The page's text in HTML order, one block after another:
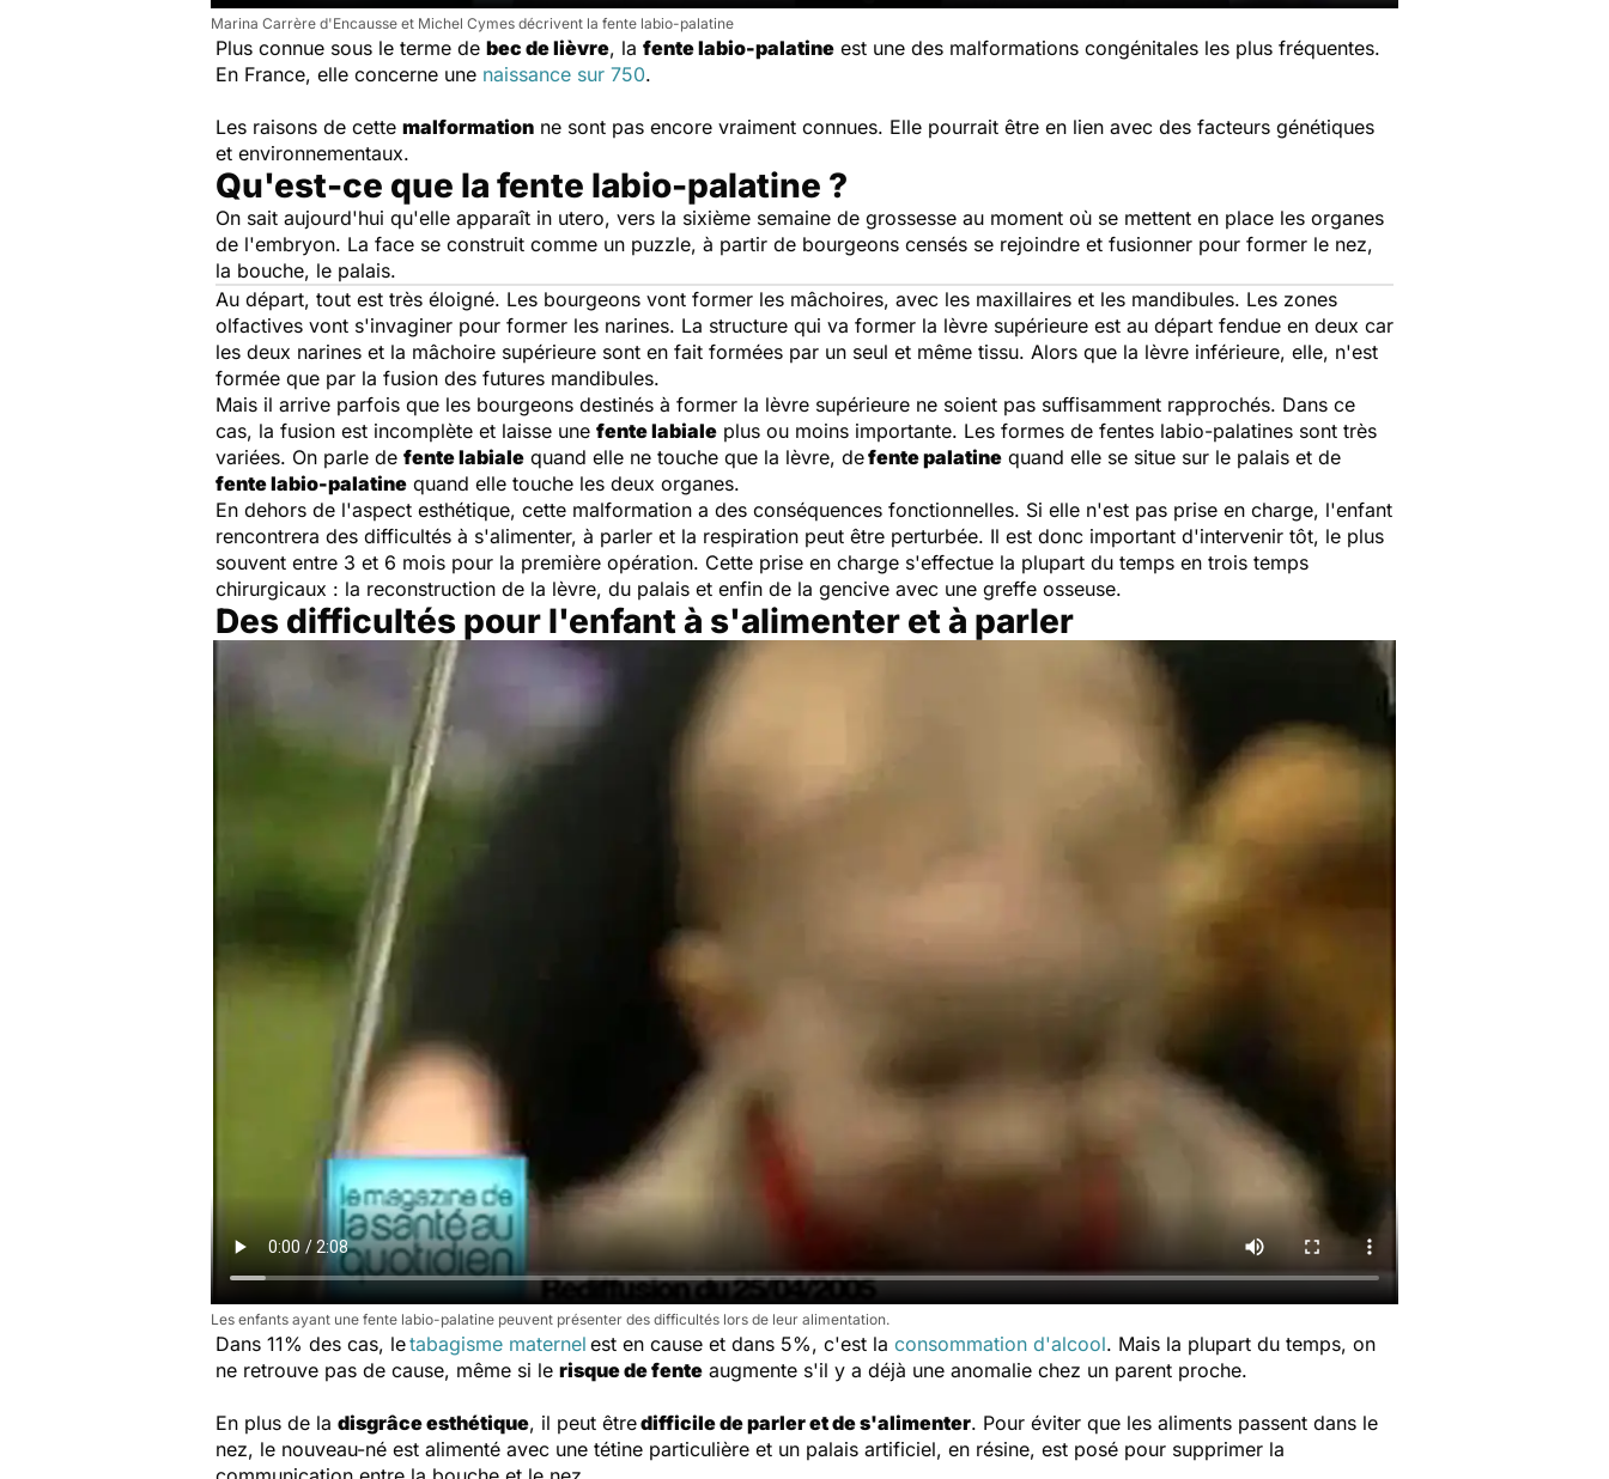
Marina Carrère d'Encausse et Michel Cymes décrivent la fente labio-palatine
Plus connue sous le terme de bec de lièvre, la fente labio-palatine est une des malformations congénitales les plus fréquentes.
En France, elle concerne une naissance sur 750.
Les raisons de cette malformation ne sont pas encore vraiment connues. Elle pourrait être en lien avec des facteurs génétiques
et environnementaux.
Qu'est-ce que la fente labio-palatine ?
On sait aujourd'hui qu'elle apparaît in utero, vers la sixième semaine de grossesse au moment où se mettent en place les organes
de l'embryon. La face se construit comme un puzzle, à partir de bourgeons censés se rejoindre et fusionner pour former le nez,
la bouche, le palais.
Au départ, tout est très éloigné. Les bourgeons vont former les mâchoires, avec les maxillaires et les mandibules. Les zones
olfactives vont s'invaginer pour former les narines. La structure qui va former la lèvre supérieure est au départ fendue en deux car
les deux narines et la mâchoire supérieure sont en fait formées par un seul et même tissu. Alors que la lèvre inférieure, elle, n'est
formée que par la fusion des futures mandibules.
Mais il arrive parfois que les bourgeons destinés à former la lèvre supérieure ne soient pas suffisamment rapprochés. Dans ce
cas, la fusion est incomplète et laisse une fente labiale plus ou moins importante. Les formes de fentes labio-palatines sont très
variées. On parle de fente labiale quand elle ne touche que la lèvre, defente palatine quand elle se situe sur le palais et de
fente labio-palatine quand elle touche les deux organes.
En dehors de l'aspect esthétique, cette malformation a des conséquences fonctionnelles. Si elle n'est pas prise en charge, l'enfant
rencontrera des difficultés à s'alimenter, à parler et la respiration peut être perturbée. Il est donc important d'intervenir tôt, le plus
souvent entre 3 et 6 mois pour la première opération. Cette prise en charge s'effectue la plupart du temps en trois temps
chirurgicaux : la reconstruction de la lèvre, du palais et enfin de la gencive avec une greffe osseuse.
Des difficultés pour l'enfant à s'alimenter et à parler
Les enfants ayant une fente labio-palatine peuvent présenter des difficultés lors de leur alimentation.
Dans 11% des cas, letabagisme maternel est en cause et dans 5%, c'est la consommation d'alcool. Mais la plupart du temps, on
ne retrouve pas de cause, même si le risque de fente augmente s'il y a déjà une anomalie chez un parent proche.
En plus de la disgrâce esthétique, il peut êtredifficile de parler et de s'alimenter. Pour éviter que les aliments passent dans le
nez, le nouveau-né est alimenté avec une tétine particulière et un palais artificiel, en résine, est posé pour supprimer la